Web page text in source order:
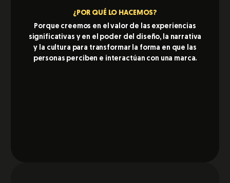
¿POR QUÉ LO HACEMOS?
Porque creemos en el valor de las experiencias
significativas y en el poder del diseño, la narrativa
y la cultura para transformar la forma en que las
personas perciben e interactúan con una marca.